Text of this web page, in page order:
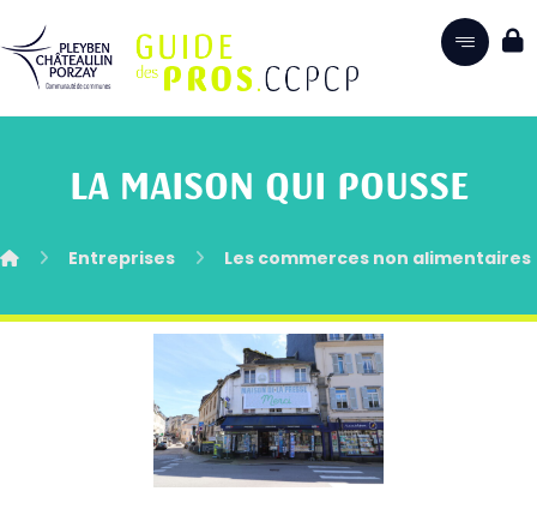
LA MAISON QUI POUSSE
Entreprises Les commerces non alimentaires